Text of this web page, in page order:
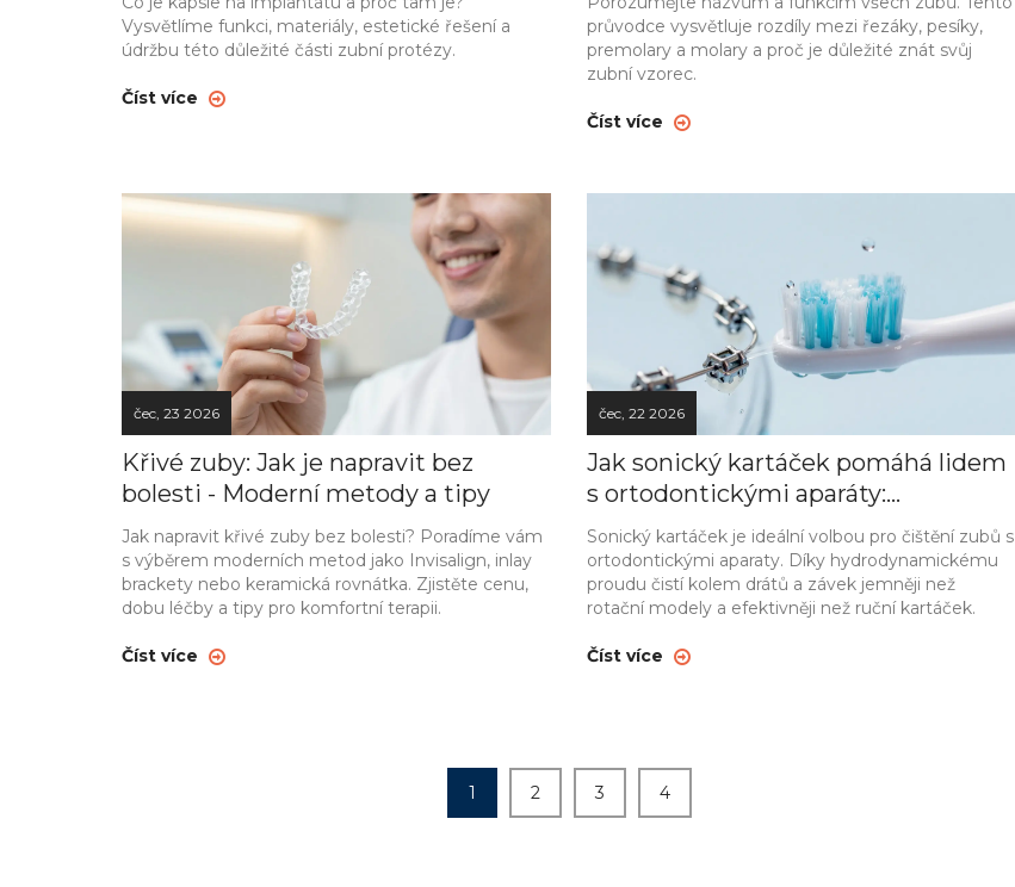
Vysvětlíme funkci, materiály, estetické řešení a
údržbu této důležité části zubní protézy.
Číst více
průvodce vysvětluje rozdíly mezi řezáky, pesíky,
premolary a molary a proč je důležité znát svůj
zubní vzorec.
Číst více
čec, 23 2026
Křivé zuby: Jak je napravit bez
bolesti - Moderní metody a tipy
Jak napravit křivé zuby bez bolesti? Poradíme vám
s výběrem moderních metod jako Invisalign, inlay
brackety nebo keramická rovnátka. Zjistěte cenu,
dobu léčby a tipy pro komfortní terapii.
Číst více
čec, 22 2026
Jak sonický kartáček pomáhá lidem
s ortodontickými aparáty:
Kompletní průvodce
Sonický kartáček je ideální volbou pro čištění zubů s
ortodontickými aparaty. Díky hydrodynamickému
proudu čistí kolem drátů a závek jemněji než
rotační modely a efektivněji než ruční kartáček.
Číst více
1 2 3 4